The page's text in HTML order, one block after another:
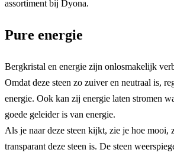
assortiment bij Dyona.
Pure energie
Bergkristal en energie zijn onlosmakelijk
Omdat deze steen zo zuiver en neutraal is,
energie. Ook kan zij energie laten stromen
goede geleider is van energie.
Als je naar deze steen kijkt, zie je hoe mooi,
transparant deze steen is. De steen